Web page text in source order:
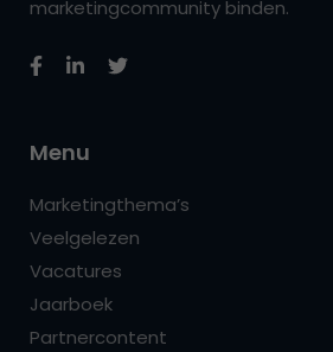
marketingcommunity binden.
Menu
Marketingthema’s
Veelgelezen
Vacatures
Jaarboek
Partnercontent